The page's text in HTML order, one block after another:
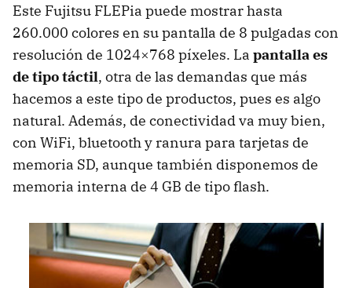
Este Fujitsu FLEPia puede mostrar hasta
260.000 colores en su pantalla de 8 pulgadas con
resolución de 1024×768 píxeles. La pantalla es
de tipo táctil, otra de las demandas que más
hacemos a este tipo de productos, pues es algo
natural. Además, de conectividad va muy bien,
con WiFi, bluetooth y ranura para tarjetas de
memoria SD, aunque también disponemos de
memoria interna de 4 GB de tipo flash.